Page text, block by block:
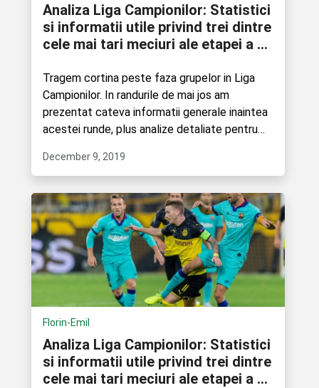
Analiza Liga Campionilor: Statistici
si informatii utile privind trei dintre
cele mai tari meciuri ale etapei a 6-
Tragem cortina peste faza grupelor in Liga
Campionilor. In randurile de mai jos am
prezentat cateva informatii generale inaintea
acestei runde, plus analize detaliate pentru
December 9, 2019
Florin-Emil
Analiza Liga Campionilor: Statistici
si informatii utile privind trei dintre
cele mai tari meciuri ale etapei a 5-